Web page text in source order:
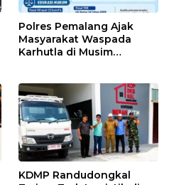
Polres Pemalang Ajak
Masyarakat Waspada
Karhutla di Musim
KDMP Randudongkal